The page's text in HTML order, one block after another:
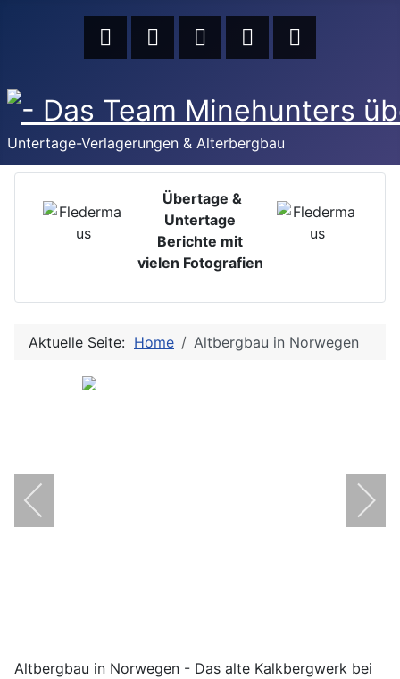
Untertage-Verlagerungen & Alterbergbau
Übertage &
Untertage
Berichte mit
vielen Fotografien
Aktuelle Seite: Home Altbergbau in Norwegen
Altbergbau in Norwegen - Das alte Kalkbergwerk bei